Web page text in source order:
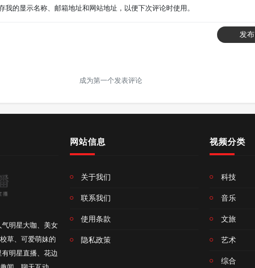
我的显示名称、邮箱地址和网站地址，以便下次评论时使用。
发布
成为第一个发表评论
明星大咖、美女
草、可爱萌妹的
明星直播、花边
网站信息
关于我们
联系我们
使用条款
隐私政策
视频分类
科技
音乐
文旅
艺术
综合